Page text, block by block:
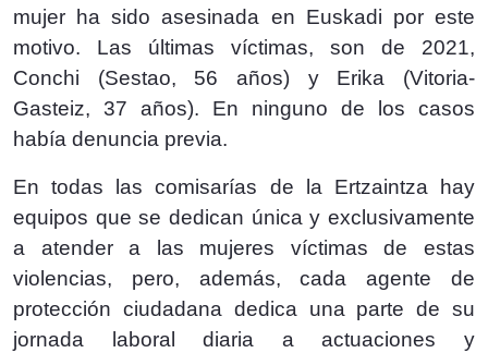
mujer ha sido asesinada en Euskadi por este
motivo. Las últimas víctimas, son de 2021,
Conchi (Sestao, 56 años) y Erika (Vitoria-
Gasteiz, 37 años). En ninguno de los casos
había denuncia previa.
En todas las comisarías de la Ertzaintza hay
equipos que se dedican única y exclusivamente
a atender a las mujeres víctimas de estas
violencias, pero, además, cada agente de
protección ciudadana dedica una parte de su
jornada laboral diaria a actuaciones y